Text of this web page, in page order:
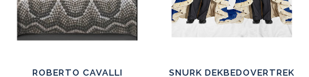
ROBERTO CAVALLI
SNURK DEKBEDOVERTREK